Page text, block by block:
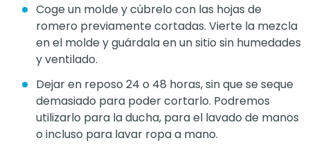
Coge un molde y cúbrelo con las hojas de
romero previamente cortadas. Vierte la mezcla
en el molde y guárdala en un sitio sin humedades
y ventilado.
Dejar en reposo 24 o 48 horas, sin que se seque
demasiado para poder cortarlo. Podremos
utilizarlo para la ducha, para el lavado de manos
o incluso para lavar ropa a mano.